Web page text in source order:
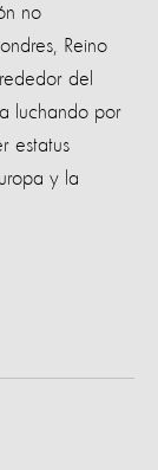
no
Reino
del
luchando por
estatus
y la